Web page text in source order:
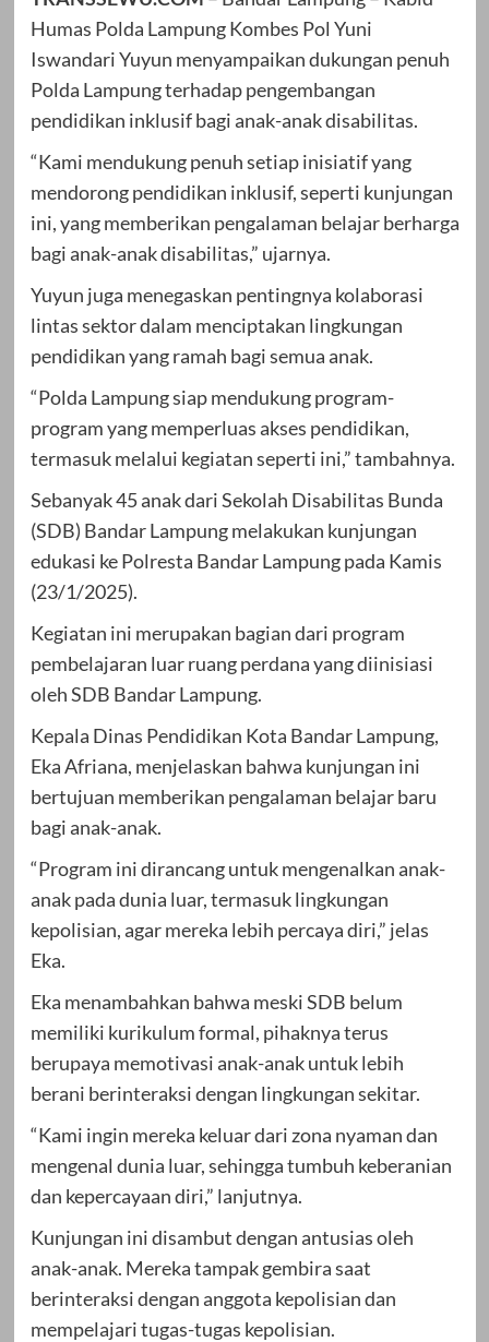
Humas Polda Lampung Kombes Pol Yuni
Iswandari Yuyun menyampaikan dukungan penuh
Polda Lampung terhadap pengembangan
pendidikan inklusif bagi anak-anak disabilitas.
“Kami mendukung penuh setiap inisiatif yang
mendorong pendidikan inklusif, seperti kunjungan
ini, yang memberikan pengalaman belajar berharga
bagi anak-anak disabilitas,” ujarnya.
Yuyun juga menegaskan pentingnya kolaborasi
lintas sektor dalam menciptakan lingkungan
pendidikan yang ramah bagi semua anak.
“Polda Lampung siap mendukung program-
program yang memperluas akses pendidikan,
termasuk melalui kegiatan seperti ini,” tambahnya.
Sebanyak 45 anak dari Sekolah Disabilitas Bunda
(SDB) Bandar Lampung melakukan kunjungan
edukasi ke Polresta Bandar Lampung pada Kamis
(23/1/2025).
Kegiatan ini merupakan bagian dari program
pembelajaran luar ruang perdana yang diinisiasi
oleh SDB Bandar Lampung.
Kepala Dinas Pendidikan Kota Bandar Lampung,
Eka Afriana, menjelaskan bahwa kunjungan ini
bertujuan memberikan pengalaman belajar baru
bagi anak-anak.
“Program ini dirancang untuk mengenalkan anak-
anak pada dunia luar, termasuk lingkungan
kepolisian, agar mereka lebih percaya diri,” jelas
Eka.
Eka menambahkan bahwa meski SDB belum
memiliki kurikulum formal, pihaknya terus
berupaya memotivasi anak-anak untuk lebih
berani berinteraksi dengan lingkungan sekitar.
“Kami ingin mereka keluar dari zona nyaman dan
mengenal dunia luar, sehingga tumbuh keberanian
dan kepercayaan diri,” lanjutnya.
Kunjungan ini disambut dengan antusias oleh
anak-anak. Mereka tampak gembira saat
berinteraksi dengan anggota kepolisian dan
mempelajari tugas-tugas kepolisian.